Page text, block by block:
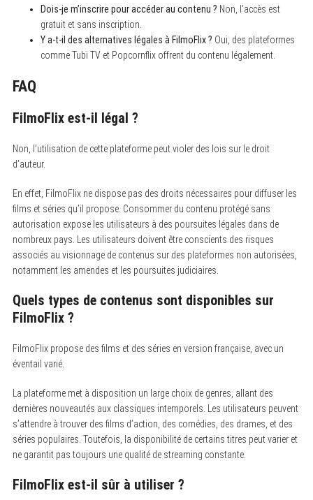
Dois-je m’inscrire pour accéder au contenu ? Non, l’accès est
gratuit et sans inscription.
Y a-t-il des alternatives légales à FilmoFlix ? Oui, des plateformes
comme Tubi TV et Popcornflix offrent du contenu légalement.
FAQ
FilmoFlix est-il légal ?
Non, l’utilisation de cette plateforme peut violer des lois sur le droit
d’auteur.
En effet, FilmoFlix ne dispose pas des droits nécessaires pour diffuser les
films et séries qu’il propose. Consommer du contenu protégé sans
autorisation expose les utilisateurs à des poursuites légales dans de
nombreux pays. Les utilisateurs doivent être conscients des risques
associés au visionnage de contenus sur des plateformes non autorisées,
notamment les amendes et les poursuites judiciaires.
Quels types de contenus sont disponibles sur
FilmoFlix ?
FilmoFlix propose des films et des séries en version française, avec un
éventail varié.
La plateforme met à disposition un large choix de genres, allant des
dernières nouveautés aux classiques intemporels. Les utilisateurs peuvent
s’attendre à trouver des films d’action, des comédies, des drames, et des
séries populaires. Toutefois, la disponibilité de certains titres peut varier et
ne garantit pas toujours une qualité de streaming constante.
FilmoFlix est-il sûr à utiliser ?